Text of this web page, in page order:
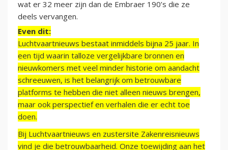
wat er 32 meer zijn dan de Embraer 190’s die ze
deels vervangen.
Even dit:
Luchtvaartnieuws bestaat inmiddels bijna 25 jaar. In
een tijd waarin talloze vergelijkbare bronnen en
nieuwkomers met veel minder historie om aandacht
schreeuwen, is het belangrijk om betrouwbare
platforms te hebben die niet alleen nieuws brengen,
maar ook perspectief en verhalen die er echt toe
doen.
Bij Luchtvaartnieuws en zustersite Zakenreisnieuws
vind je die betrouwbaarheid. Onze toewijding aan het